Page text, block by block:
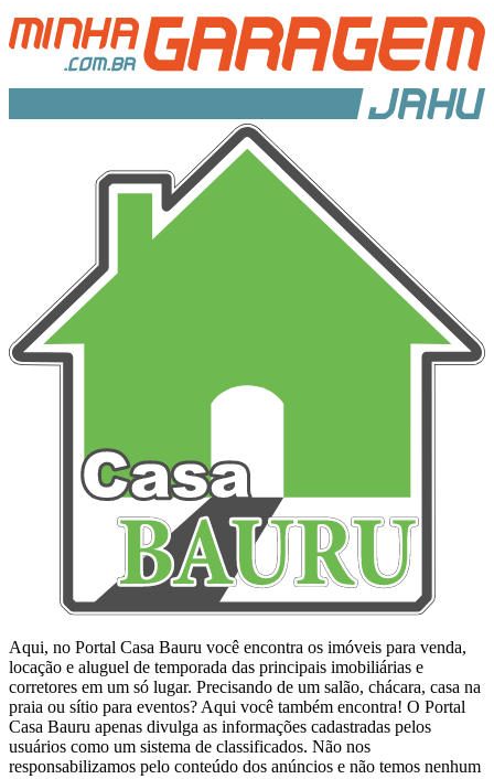
Aqui, no Portal Casa Bauru você encontra os imóveis para venda,
locação e aluguel de temporada das principais imobiliárias e
corretores em um só lugar. Precisando de um salão, chácara, casa na
praia ou sítio para eventos? Aqui você também encontra! O Portal
Casa Bauru apenas divulga as informações cadastradas pelos
usuários como um sistema de classificados. Não nos
responsabilizamos pelo conteúdo dos anúncios e não temos nenhum